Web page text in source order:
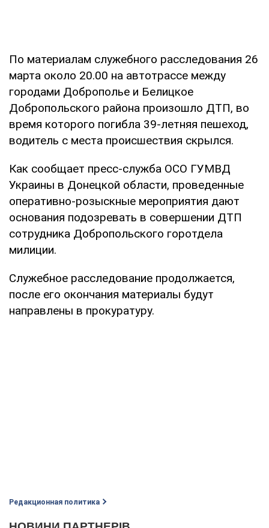
По материалам служебного расследования 26
марта около 20.00 на автотрассе между
городами Доброполье и Белицкое
Добропольского района произошло ДТП, во
время которого погибла 39-летняя пешеход,
водитель с места происшествия скрылся.
Как сообщает пресс-служба ОСО ГУМВД
Украины в Донецкой области, проведенные
оперативно-розыскные мероприятия дают
основания подозревать в совершении ДТП
сотрудника Добропольского горотдела
милиции.
Служебное расследование продолжается,
после его окончания материалы будут
направлены в прокуратуру.
Редакционная политика